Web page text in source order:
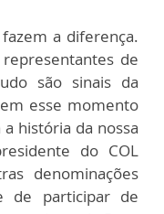
a diferença.
de
são sinais da
esse momento
história da nossa
do COL
denominações
de participar de